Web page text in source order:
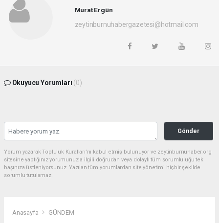
Murat Ergün
zeytinburnuhabergazetesi@hotmail.com
Okuyucu Yorumları (0)
Gönder
Yorum yazarak Topluluk Kuralları’nı kabul etmiş bulunuyor ve zeytinburnuhaber.org
sitesine yaptığınız yorumunuzla ilgili doğrudan veya dolaylı tüm sorumluluğu tek
başınıza üstleniyorsunuz. Yazılan tüm yorumlardan site yönetimi hiçbir şekilde
sorumlu tutulamaz.
Anasayfa GÜNDEM